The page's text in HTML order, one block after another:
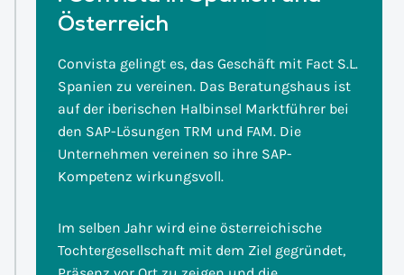
Österreich
Convista gelingt es, das Geschäft mit Fact S.L.
Spanien zu vereinen. Das Beratungshaus ist
auf der iberischen Halbinsel Marktführer bei
den SAP-Lösungen TRM und FAM. Die
Unternehmen vereinen so ihre SAP-
Kompetenz wirkungsvoll.
Im selben Jahr wird eine österreichische
Tochtergesellschaft mit dem Ziel gegründet,